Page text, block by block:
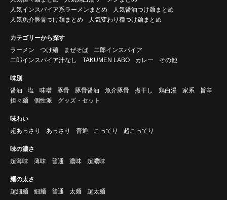
人気インスパイア系ラーメンまとめ
人気醤油つけ麺まとめ
人気魚介豚骨つけ麺まとめ
人気変わり種つけ麺まとめ
カテゴリーから探す
ラーメン
つけ麺 まぜそば
二郎インスパイア
二郎インスパイア汁なし
TAKUMEN LABO カレー その他
味別
醤油
塩 味噌 豚骨 豚骨醤油 魚介豚骨 煮干し 鶏白湯 家系
旨辛
担々麺
個性派 グッズ・セット
味わい
超あっさり
あっさり 普通 こってり 超こってり
味の濃さ
超薄味
薄味 普通 濃味 超濃味
麺の太さ
超細麺
細麺 普通 太麺 超太麺